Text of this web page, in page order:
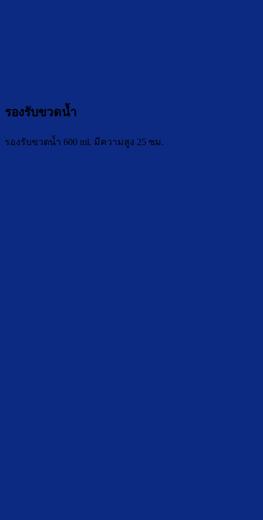
รองรับขวดน้ำ
รองรับขวดน้ำ 600 ml. มีความสูง 25 ซม.